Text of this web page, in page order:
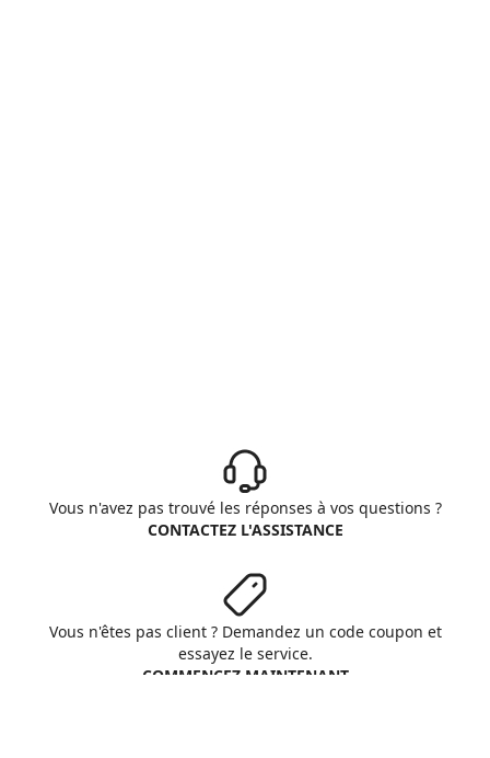
Vous n'avez pas trouvé les réponses à vos questions ?
CONTACTEZ L'ASSISTANCE
Vous n'êtes pas client ? Demandez un code coupon et
essayez le service.
COMMENCEZ MAINTENANT